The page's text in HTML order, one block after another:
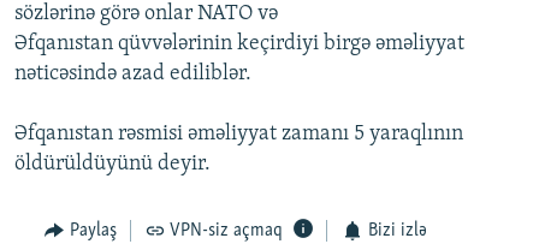
AZADLIQRADIOSU MOBIL TELEFONUNUZDA
BIZIMLƏ ƏLAQƏ
RFE/RL-in bütün saytları
sözlərinə görə onlar NATO və
Əfqanıstan qüvvələrinin keçirdiyi birgə əməliyyat
nəticəsində azad ediliblər.
Əfqanıstan rəsmisi əməliyyat zamanı 5 yaraqlının
öldürüldüyünü deyir.
Paylaş VPN-siz açmaq Bizi izlə